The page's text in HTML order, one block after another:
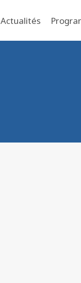
Actualités